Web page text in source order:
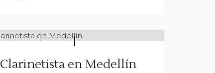
Clarinetista en Medellín